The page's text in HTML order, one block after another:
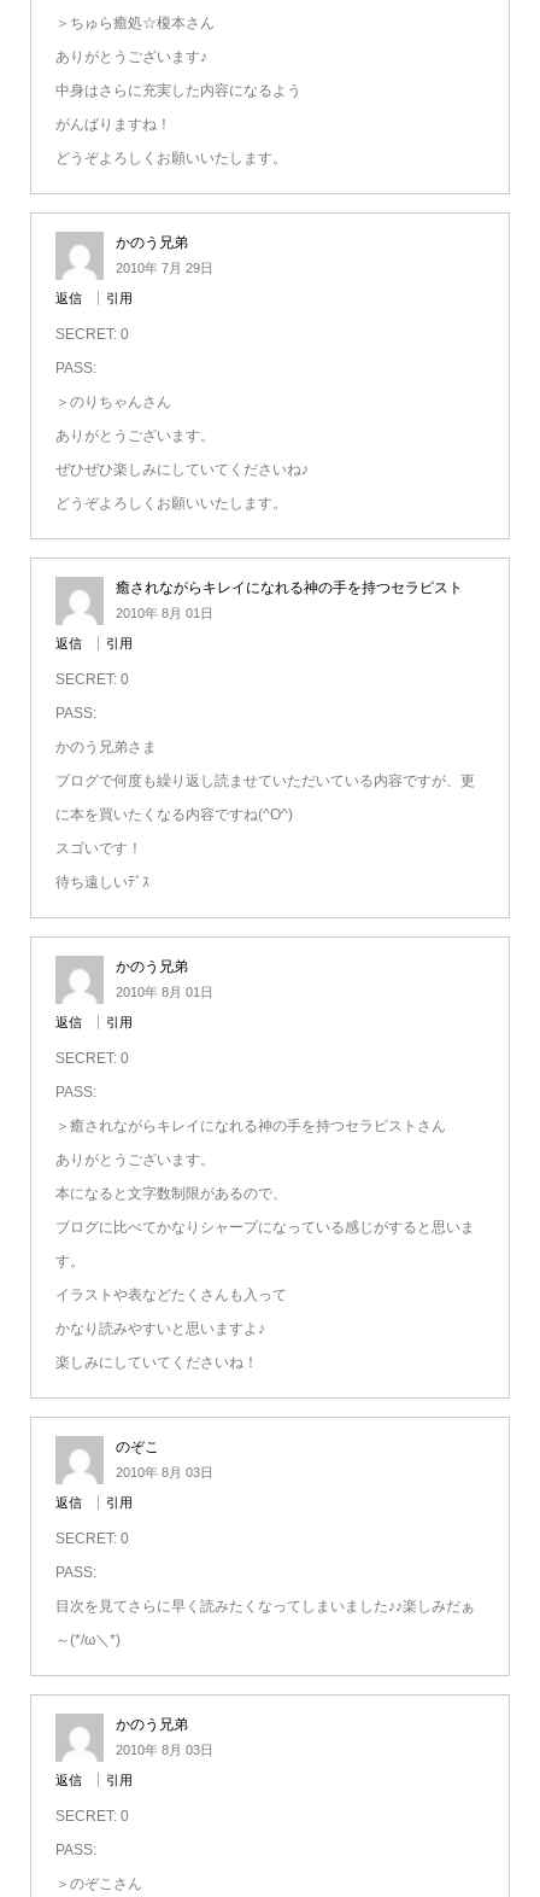
＞ちゅら癒処☆榎本さん
ありがとうございます♪
中身はさらに充実した内容になるよう
がんばりますね！
どうぞよろしくお願いいたします。
かのう兄弟
2010年 7月 29日
返信 引用
SECRET: 0
PASS:
＞のりちゃんさん
ありがとうございます。
ぜひぜひ楽しみにしていてくださいね♪
どうぞよろしくお願いいたします。
癒されながらキレイになれる神の手を持つセラピスト
2010年 8月 01日
返信 引用
SECRET: 0
PASS:
かのう兄弟さま
ブログで何度も繰り返し読ませていただいている内容ですが、更
に本を買いたくなる内容ですね(^O^)
スゴいです！
待ち遠しいﾃﾞｽ
かのう兄弟
2010年 8月 01日
返信 引用
SECRET: 0
PASS:
＞癒されながらキレイになれる神の手を持つセラピストさん
ありがとうございます。
本になると文字数制限があるので、
ブログに比べてかなりシャープになっている感じがすると思いま
す。
イラストや表などたくさんも入って
かなり読みやすいと思いますよ♪
楽しみにしていてくださいね！
のぞこ
2010年 8月 03日
返信 引用
SECRET: 0
PASS:
目次を見てさらに早く読みたくなってしまいました♪♪楽しみだぁ
～(*/ω＼*)
かのう兄弟
2010年 8月 03日
返信 引用
SECRET: 0
PASS:
＞のぞこさん